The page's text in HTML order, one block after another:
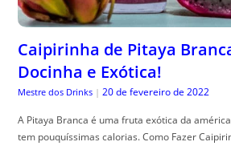
Caipirinha de Pitaya
Docinha e Exótica!
Mestre dos Drinks | 20 de fevereiro de 2022
A Pitaya Branca é uma fruta exótica da
tem pouquíssimas calorias. Como Fazer